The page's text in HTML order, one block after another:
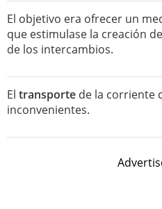
El objetivo era ofrecer un
que estimulase la creación
de los intercambios.
El transporte de la corriente
inconvenientes.